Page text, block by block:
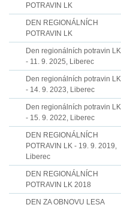
POTRAVIN LK
DEN REGIONÁLNÍCH
POTRAVIN LK
Den regionálních potravin LK
- 11. 9. 2025, Liberec
Den regionálních potravin LK
- 14. 9. 2023, Liberec
Den regionálních potravin LK
- 15. 9. 2022, Liberec
DEN REGIONÁLNÍCH
POTRAVIN LK - 19. 9. 2019,
Liberec
DEN REGIONÁLNÍCH
POTRAVIN LK 2018
DEN ZA OBNOVU LESA